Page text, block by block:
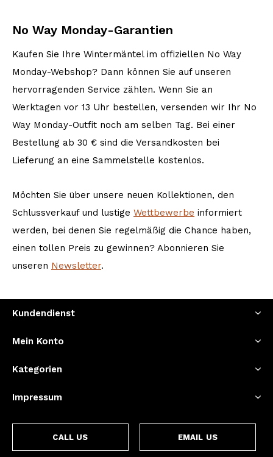
No Way Monday-Garantien
Kaufen Sie Ihre Wintermäntel im offiziellen No Way
Monday-Webshop? Dann können Sie auf unseren
hervorragenden Service zählen. Wenn Sie an
Werktagen vor 13 Uhr bestellen, versenden wir Ihr No
Way Monday-Outfit noch am selben Tag. Bei einer
Bestellung ab 30 € sind die Versandkosten bei
Lieferung an eine Sammelstelle kostenlos.
Möchten Sie über unsere neuen Kollektionen, den
Schlussverkauf und lustige Wettbewerbe informiert
werden, bei denen Sie regelmäßig die Chance haben,
einen tollen Preis zu gewinnen? Abonnieren Sie
unseren Newsletter.
Kundendienst
Mein Konto
Kategorien
Impressum
CALL US EMAIL US